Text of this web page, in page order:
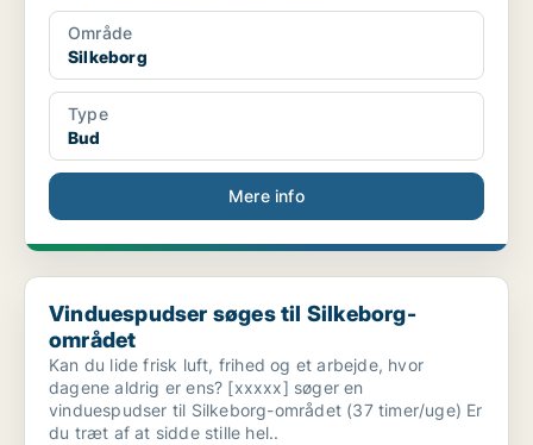
Område
Silkeborg
Type
Bud
Mere info
Vinduespudser søges til Silkeborg-området
Vinduespudser søges til Silkeborg-
området
Kan du lide frisk luft, frihed og et arbejde, hvor
dagene aldrig er ens? [xxxxx] søger en
vinduespudser til Silkeborg-området (37 timer/uge) Er
du træt af at sidde stille hel..